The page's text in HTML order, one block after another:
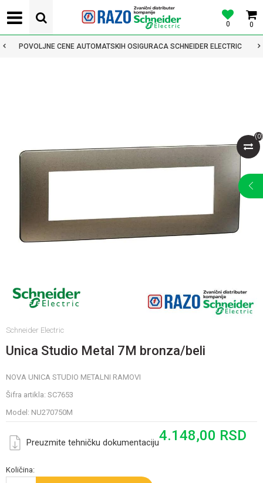
0
0
POVOLJNE CENE AUTOMATSKIH OSIGURACA SCHNEIDER ELECTRIC
(0)
Schneider Electric
Unica Studio Metal 7M bronza/beli
NOVA UNICA STUDIO METALNI RAMOVI
Šifra artikla: SC7653
Model: NU270750M
Preuzmite tehničku dokumentaciju4.148,00 RSD
Količina: